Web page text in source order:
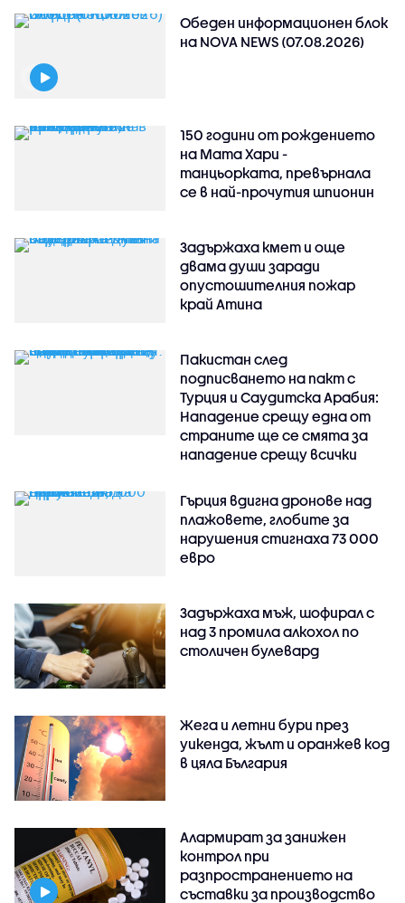
Обеден информационен блок
на NOVA NEWS (07.08.2026)
150 години от рождението
на Мата Хари -
танцьорката, превърнала
се в най-прочутия шпионин
Задържаха кмет и още
двама души заради
опустошителния пожар
край Атина
Пакистан след
подписването на пакт с
Турция и Саудитска Арабия:
Нападение срещу една от
страните ще се смята за
нападение срещу всички
Гърция вдигна дронове над
плажовете, глобите за
нарушения стигнаха 73 000
евро
Задържаха мъж, шофирал с
над 3 промила алкохол по
столичен булевард
Жега и летни бури през
уикенда, жълт и оранжев код
в цяла България
Алармират за занижен
контрол при
разпространението на
съставки за производство